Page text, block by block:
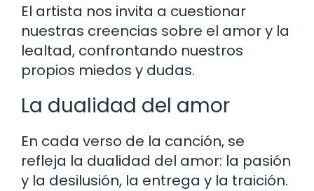
El artista nos invita a cuestionar
nuestras creencias sobre el amor y la
lealtad, confrontando nuestros
propios miedos y dudas.
La dualidad del amor
En cada verso de la canción, se
refleja la dualidad del amor: la pasión
y la desilusión, la entrega y la traición.